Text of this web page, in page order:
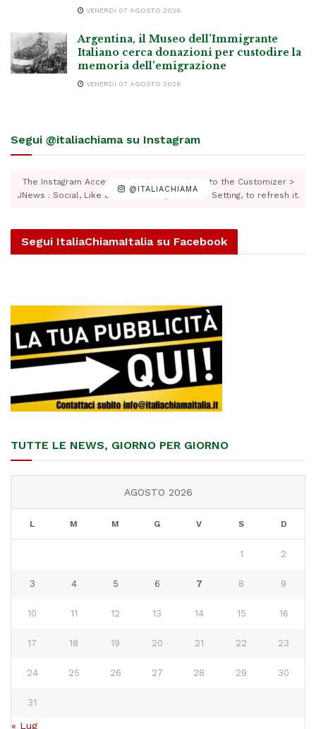
VENERDÌ 07 AGOSTO 2026
Argentina, il Museo dell’Immigrante
Italiano cerca donazioni per custodire la
memoria dell’emigrazione
VENERDÌ 07 AGOSTO 2026
Segui @italiachiama su Instagram
@ITALIACHIAMA
The Instagram Access Token is expired, Go to the Customizer >
JNews : Social, Like & View > Instagram Feed Setting, to refresh it.
Segui ItaliaChiamaItalia su Facebook
TUTTE LE NEWS, GIORNO PER GIORNO
AGOSTO 2026
L M M G V S D
1 2
3 4 5 6 7 8 9
10 11 12 13 14 15 16
17 18 19 20 21 22 23
24 25 26 27 28 29 30
31
« Lug